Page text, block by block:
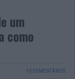
um
como
13 COMENTÁRIOS